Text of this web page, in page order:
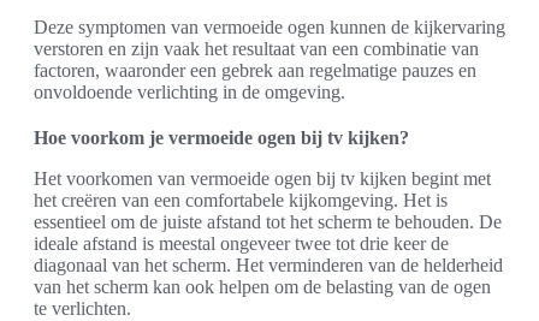
Deze symptomen van vermoeide ogen kunnen de kijkervaring
verstoren en zijn vaak het resultaat van een combinatie van
factoren, waaronder een gebrek aan regelmatige pauzes en
onvoldoende verlichting in de omgeving.
Hoe voorkom je vermoeide ogen bij tv kijken?
Het voorkomen van vermoeide ogen bij tv kijken begint met
het creëren van een comfortabele kijkomgeving. Het is
essentieel om de juiste afstand tot het scherm te behouden. De
ideale afstand is meestal ongeveer twee tot drie keer de
diagonaal van het scherm. Het verminderen van de helderheid
van het scherm kan ook helpen om de belasting van de ogen
te verlichten.